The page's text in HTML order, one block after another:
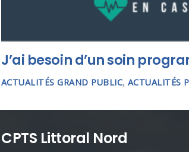
J’ai besoin d’un soin
ACTUALITÉS GRAND PUBLIC,ACTUALITÉS
CPTS Littoral Nord